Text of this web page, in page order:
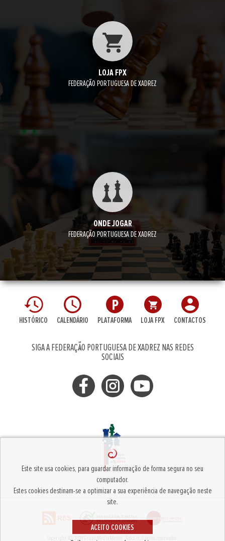
LOJA FPX
FEDERAÇÃO PORTUGUESA DE XADREZ
ONDE JOGAR
FEDERAÇÃO PORTUGUESA DE XADREZ
HISTÓRICO CALENDÁRIO PLATAFORMA LOJA FPX CONTACTOS
SIGA A FEDERAÇÃO PORTUGUESA DE XADREZ NAS REDES
SOCIAIS
Este site usa cookies, para guardar informação de forma segura no seu
computador.
Estes cookies destinam-se a optimizar a sua experiência de navegação neste
site.
ACEITO COOKIES